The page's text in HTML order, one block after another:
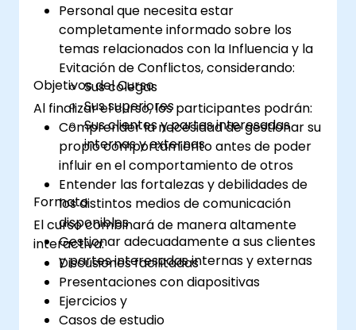
Personal que necesita estar
completamente informado sobre los
temas relacionados con la Influencia y la
Evitación de Conflictos, considerando:
Sus colegas
Sus superiores
Sus clientes y partes interesadas
internas y externas
Objetivos del Curso
Al finalizar el curso, los participantes podrán:
Comprender la necesidad de gestionar su
propio comportamiento antes de poder
influir en el comportamiento de otros
Entender las fortalezas y debilidades de
los distintos medios de comunicación
disponibles
Gestionar adecuadamente a sus clientes
y partes interesadas internas y externas
Formato
El curso combinará de manera altamente
interactiva:
Discusiones facilitadas
Presentaciones con diapositivas
Ejercicios y
Casos de estudio